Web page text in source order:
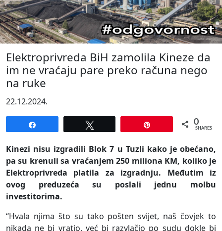
Elektroprivreda BiH zamolila Kineze da
im ne vraćaju pare preko računa nego
na ruke
22.12.2024.
0
SHARES
Kinezi nisu izgradili Blok 7 u Tuzli kako je obećano,
pa su krenuli sa vraćanjem 250 miliona KM, koliko je
Elektroprivreda platila za izgradnju. Međutim iz
ovog preduzeća su poslali jednu molbu
investitorima.
“Hvala njima što su tako pošten svijet, naš čovjek to
nikada ne bi vratio, već bi razvlačio po sudu dokle bi